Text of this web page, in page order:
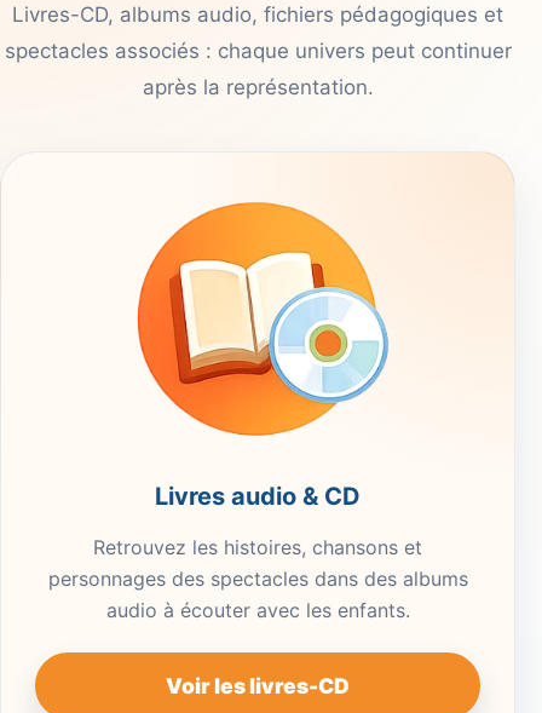
Livres-CD, albums audio, fichiers pédagogiques et
spectacles associés : chaque univers peut continuer
après la représentation.
Livres audio & CD
Retrouvez les histoires, chansons et
personnages des spectacles dans des albums
audio à écouter avec les enfants.
Voir les livres-CD